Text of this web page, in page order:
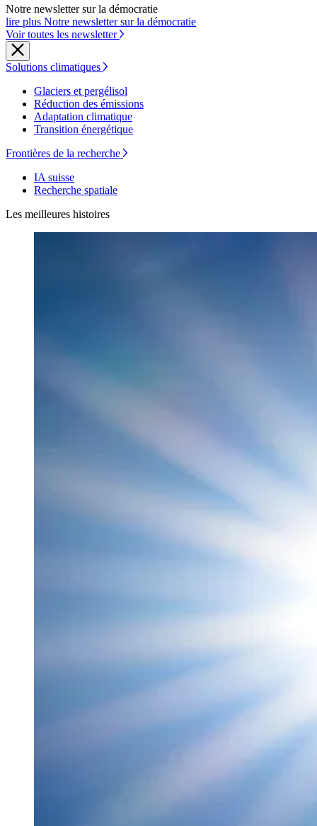
Notre newsletter sur la démocratie
lire plus Notre newsletter sur la démocratie
Voir toutes les newsletter
Solutions climatiques
Glaciers et pergélisol
Réduction des émissions
Adaptation climatique
Transition énergétique
Frontières de la recherche
IA suisse
Recherche spatiale
Les meilleures histoires